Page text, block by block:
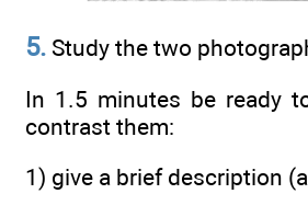
5. Study the two
In 1.5 minutes be ready
contrast them:
1) give a brief description